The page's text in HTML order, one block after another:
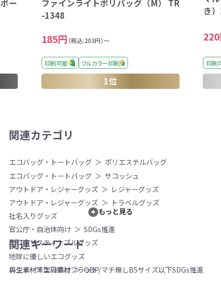
ー
ファインライトポリバッグ（M） TR
-1348
185円 （税込:203円）～
印刷可能 フルカラー印刷
1位
き
印刷
関連カテゴリ
エコバッグ・トートバッグ
ポリエステルバッグ
エコバッグ・トートバッグ
サコッシュ
アウトドア・レジャーグッズ
レジャーグッズ
アウトドア・レジャーグッズ
トラベルグッズ
社名入りグッズ
官公庁・自治体向け
SDGs推進
エコ・サスティナブルグッズ
地球に優しいエコグッズ
再生素材・エコ素材
OBP
もっと見る
関連キーワード
レジャー薄型肩掛けフラット/マチ無しB5サイズ以下SDGs推進